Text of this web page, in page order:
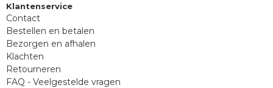
Klantenservice
Contact
Bestellen en betalen
Bezorgen en afhalen
Klachten
Retourneren
FAQ - Veelgestelde vragen